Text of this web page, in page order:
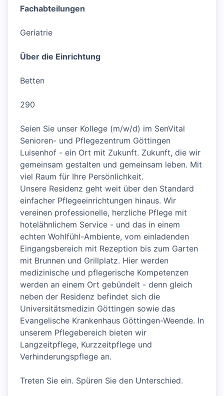
Fachabteilungen
Geriatrie
Über die Einrichtung
Betten
290
Seien Sie unser Kollege (m/w/d) im SenVital
Senioren- und Pflegezentrum Göttingen
Luisenhof - ein Ort mit Zukunft. Zukunft, die wir
gemeinsam gestalten und gemeinsam leben. Mit
viel Raum für Ihre Persönlichkeit.
Unsere Residenz geht weit über den Standard
einfacher Pflegeeinrichtungen hinaus. Wir
vereinen professionelle, herzliche Pflege mit
hotelähnlichem Service - und das in einem
echten Wohlfühl-Ambiente, vom einladenden
Eingangsbereich mit Rezeption bis zum Garten
mit Brunnen und Grillplatz. Hier werden
medizinische und pflegerische Kompetenzen
werden an einem Ort gebündelt - denn gleich
neben der Residenz befindet sich die
Universitätsmedizin Göttingen sowie das
Evangelische Krankenhaus Göttingen-Weende. In
unserem Pflegebereich bieten wir
Langzeitpflege, Kurzzeitpflege und
Verhinderungspflege an.
Treten Sie ein. Spüren Sie den Unterschied.